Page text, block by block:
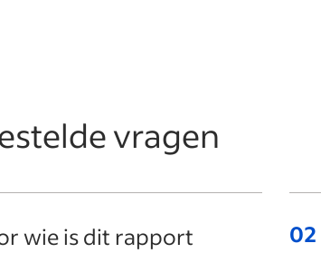
vragen
wie is dit rapport